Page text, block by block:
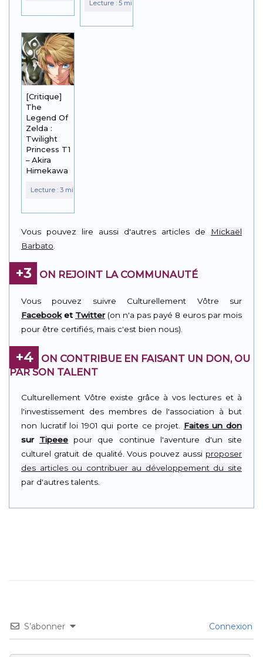
[Critique]
The
Legend Of
Zelda :
Twilight
Princess T1
– Akira
Himekawa
Vous pouvez lire aussi d'autres articles de
Mickaël
Barbato
+3 ON REJOINT LA COMMUNAUTÉ
Vous pouvez suivre Culturellement Vôtre sur
Facebooket Twitter(on n'a pas payé 8 euros par mois
pour être certifiés, mais c'est bien nous).
+4
ON CONTRIBUE EN FAISANT UN DON, OU
PAR SON TALENT
Culturellement Vôtre existe grâce à vos lectures et à
l'investissement des membres de l'association à but
non lucratif loi 1901 qui porte ce projet. Faites un don
sur Tipeee pour que continue l'aventure d'un site
culturel gratuit de qualité. Vous pouvez aussi proposer
des articles ou contribuer au développement du site
par d'autres talents.
S’abonner Connexion